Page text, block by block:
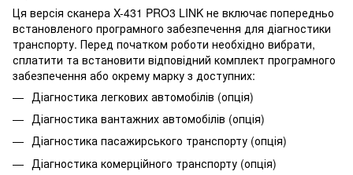
Ця версія сканера X-431 PRO3 LINK не включає попередньо
встановленого програмного забезпечення для діагностики
транспорту. Перед початком роботи необхідно вибрати,
сплатити та встановити відповідний комплект програмного
забезпечення або окрему марку з доступних:
Діагностика легкових автомобілів (опція)
Діагностика вантажних автомобілів (опція)
Діагностика пасажирського транспорту (опція)
Діагностика комерційного транспорту (опція)